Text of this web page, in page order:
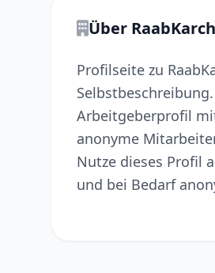
Über
Profilseite zu
Arbeitgeberprofil
anonyme
Nutze dieses Profil
und bei Bedarf